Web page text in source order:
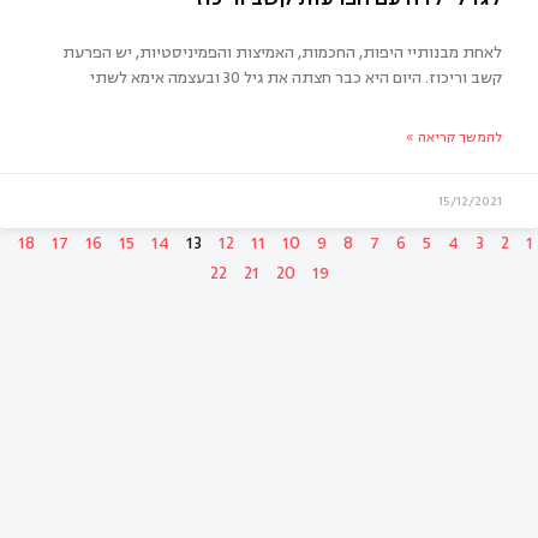
לאחת מבנותיי היפות, החכמות, האמיצות והפמיניסטיות, יש הפרעת
קשב וריכוז. היום היא כבר חצתה את גיל 30 ובעצמה אימא לשתי
להמשך קריאה »
15/12/2021
1
2
3
4
5
6
7
8
9
10
11
12
13
14
15
16
17
18
19
20
21
22